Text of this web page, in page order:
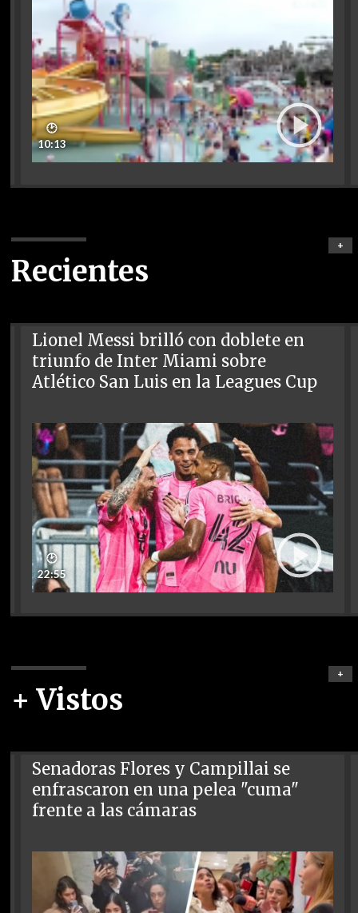
🕑
10:13
Recientes
+
Lionel Messi brilló con doblete en
triunfo de Inter Miami sobre
Atlético San Luis en la Leagues Cup
🕑
22:55
+ Vistos
+
Senadoras Flores y Campillai se
enfrascaron en una pelea "cuma"
frente a las cámaras